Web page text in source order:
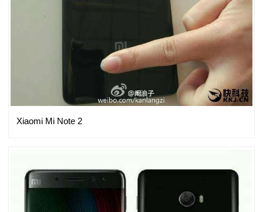
Xiaomi Mi Note 2